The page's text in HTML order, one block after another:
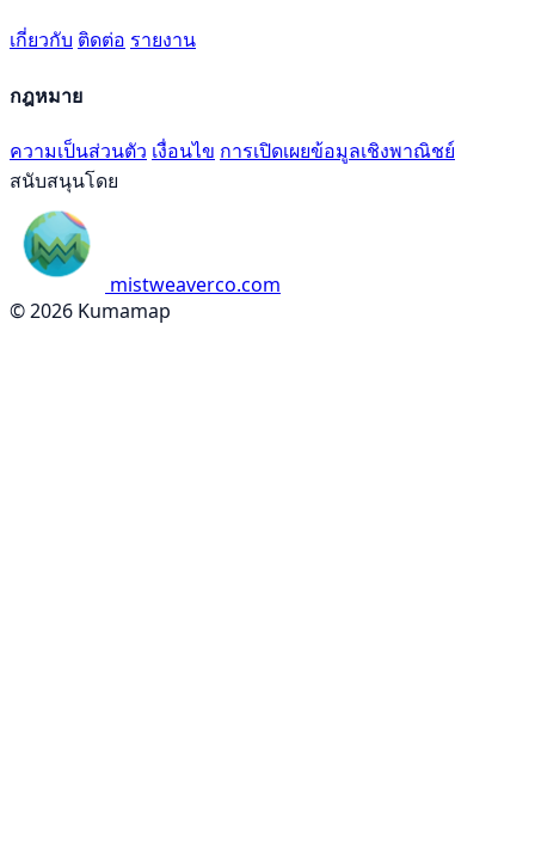
เกี่ยวกับ ติดต่อ รายงาน
กฎหมาย
ความเป็นส่วนตัว เงื่อนไข การเปิดเผยข้อมูลเชิงพาณิชย์
สนับสนุนโดย
mistweaverco.com
© 2026 Kumamap